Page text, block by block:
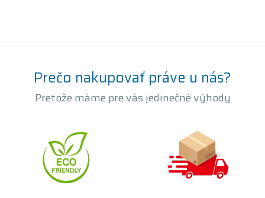
Prečo nakupovať práve u nás?
Pretože máme pre vás jedinečné výhody